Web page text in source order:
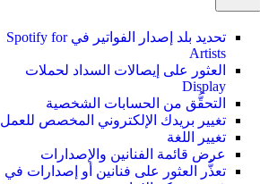
تحديد بلد إصدار الفواتير في Spotify for
Artists
العثور على إيصالات السداد لحملات
Display
التحقُّق من الحسابات الشخصية
تغيير بريدك الإلكتروني المخصص للعمل
تغيير اللغة
عرض قائمة الفنانين والإصدارات
تعذُّر العثور على فنانين أو إصدارات في